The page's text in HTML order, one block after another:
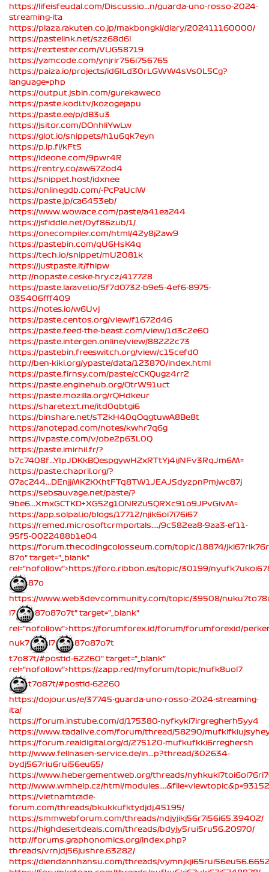
https://lifeisfeudal.com/Discussio...n/guarda-uno-rosso-2024-
streaming-ita
https://plaza.rakuten.co.jp/makbongki/diary/202411160000/
https://pastelink.net/szz68d6l
https://rextester.com/VUG58719
https://yamcode.com/ynjrir756i756765
https://paiza.io/projects/id6ILd30rLGWW4sVs0L5Cg?
language=php
https://output.jsbin.com/gurekaweco
https://paste.kodi.tv/kozogejapu
https://paste.ee/p/dB3u3
https://jsitor.com/DOnhliYwLw
https://glot.io/snippets/h1u6qk7eyn
https://p.ip.fi/kFtS
https://ideone.com/9pwr4R
https://rentry.co/aw672od4
https://snippet.host/idxnee
https://onlinegdb.com/-PcPaUclW
https://paste.jp/ca6453eb/
https://www.wowace.com/paste/a41ea244
https://jsfiddle.net/0yf86zub/1/
https://onecompiler.com/html/42y8j2aw9
https://pastebin.com/qU6HsK4q
https://tech.io/snippet/mU2081k
https://justpaste.it/fhipw
http://nopaste.ceske-hry.cz/417728
https://paste.laravel.io/5f7d0732-b9e5-4ef6-8975-
035406fff409
https://notes.io/w6Uvj
https://paste.centos.org/view/f1672d46
https://paste.feed-the-beast.com/view/1d3c2e60
https://paste.intergen.online/view/88222c73
https://pastebin.freeswitch.org/view/c15cefd0
http://ben-kiki.org/ypaste/data/123870/index.html
https://paste.firnsy.com/paste/cCKQugz4rr2
https://paste.enginehub.org/OtrW91uct
https://paste.mozilla.org/rQHdkeur
https://sharetext.me/itd0qbtgi6
https://binshare.net/sT2kH40qOqgtuwA8Be8t
https://anotepad.com/notes/kwhr7q6g
https://ivpaste.com/v/obe2p63L0Q
https://paste.imirhil.fr/?
b7c7408f...YIpJDKkBQespgywH2xRTtYj4ijNFv3RqJm6M=
https://paste.chapril.org/?
07ac244...DEnjjMKZKXhtFTq8TW1JEAJSdyzpnPmjwc87j
https://sebsauvage.net/paste/?
9be6...XmxGCTKD+XG52g1ONRZu5QRXc91o9JPvGivM=
https://app.solpal.io/blogs/17712/njik6oi7i76i67
https://remed.microsoftcrmportals..../9c582ea8-9aa3-ef11-
95f5-0022488b1e04
https://forum.thecodingcolosseum.com/topic/18874/
87o" target="_blank"
rel="nofollow">https://foro.ribbon.es/topic/30199/
87o
https://www.web3devcommunity.com/topic/39508/
l7 87o87o7t" target="_blank"
rel="nofollow">https://forumforex.id/forum/forumforexid/
nuk7 l7 87o87o7t
t7o87t/#postid-62260" target="_blank"
rel="nofollow">https://zapp.red/myforum/topic/nufk8uol7
t7o87t/#postid-62260
https://dojour.us/e/37745-guarda-uno-rosso-2024-streaming-
ita/
https://forum.instube.com/d/175380-nyfkyki7irgregherh5yy4
https://www.tadalive.com/forum/thread/58290/
https://forum.realdigital.org/d/275120-mufkufkki6rreghersh
http://www.fellnasen-service.de/in...p?thread/302634-
bydj567riu6rui56eu65/
https://www.hebergementweb.org/threads/
http://www.wmhelp.cz/html/
https://vietnamtrade-
forum.com/threads/bkukkufktydjdj.45195/
https://smmwebforum.com/threads/ndjyjikj56r7i56i65.39402/
https://highdesertdeals.com/threads/bdyjy5rui5ru56.20970/
http://forums.graphonomics.org/index.php?
threads/vrnjdj56jushre.63282/
https://diendannhansu.com/threads/